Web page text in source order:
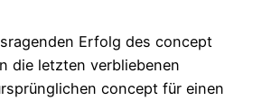
Erfolg des concept
die letzten verbliebenen
concept für einen